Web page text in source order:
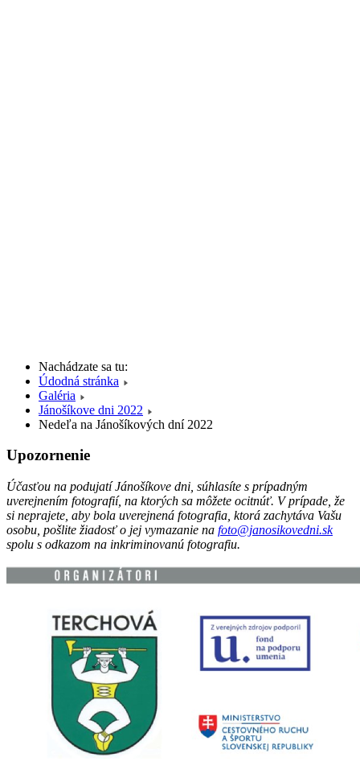
Nachádzate sa tu:
Údodná stránka
Galéria
Jánošíkove dni 2022
Nedeľa na Jánošíkových dní 2022
Upozornenie
Účasťou na podujatí Jánošíkove dni, súhlasíte s prípadným
uverejnením fotografií, na ktorých sa môžete ocitnúť. V prípade, že
si neprajete, aby bola uverejnená fotografia, ktorá zachytáva Vašu
osobu, pošlite žiadosť o jej vymazanie na foto@janosikovedni.sk
spolu s odkazom na inkriminovanú fotografiu.